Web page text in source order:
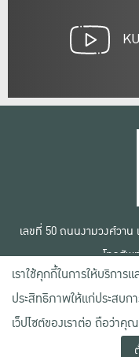
เลขที่ 50 ถนนงามวงศ์วาน
โทรศัพ
สงวนลิขสิทธิ์
เ
ข้
น
เราใช้คุกกี้ในการให้บริการ
ประสิทธิภาพให้แก่ประสบ
เว็ปไซต์ของเราต่อ ถือว่า